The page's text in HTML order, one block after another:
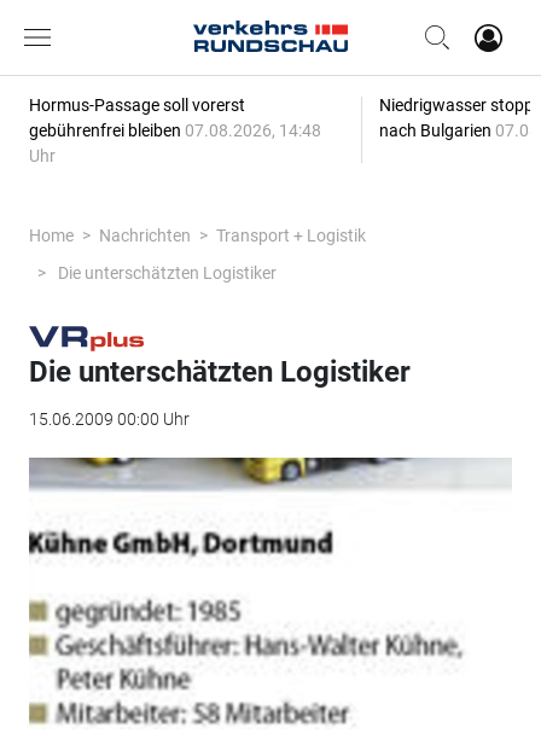
Hormus-Passage soll vorerst
gebührenfrei bleiben 07.08.2026, 14:48
Uhr
Niedrigwasser
nach Bulgarien
Home Nachrichten
Transport + Logistik
Die unterschätzten Logistiker
Die unterschätzten Logistiker
15.06.2009 00:00 Uhr